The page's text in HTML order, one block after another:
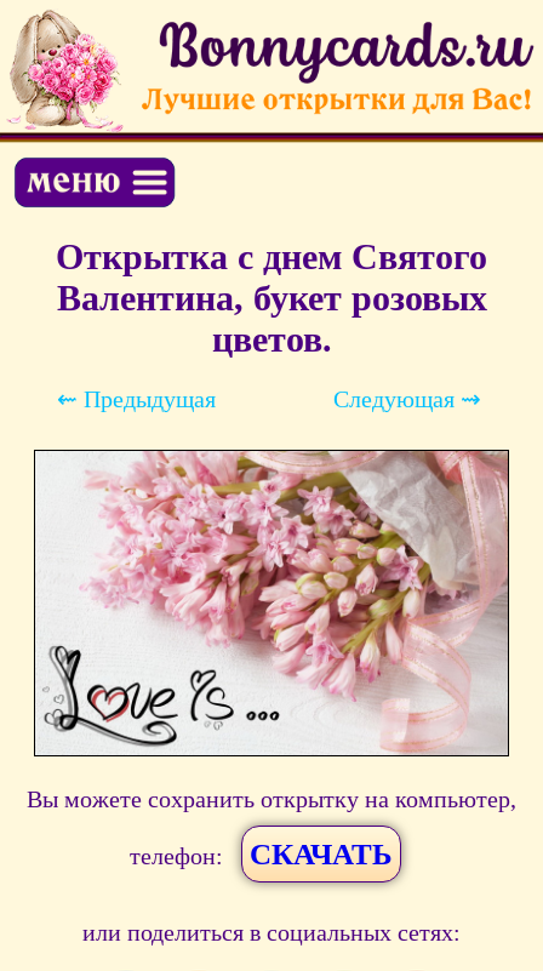
Открытка с днем Святого
Валентина, букет розовых
цветов.
⇜ Предыдущая Следующая ⇝
Вы можете сохранить открытку на компьютер,
телефон: СКАЧАТЬ
или поделиться в социальных сетях: